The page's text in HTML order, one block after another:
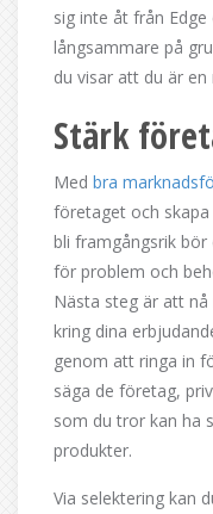
sig inte åt från
långsammare på
du visar att du är
Stärk
Med bra
företaget och
bli framgångsrik bör
för problem och
Nästa steg är att
kring dina
genom att ringa in
säga de företag,
som du tror kan ha
produkter.
Via selektering kan